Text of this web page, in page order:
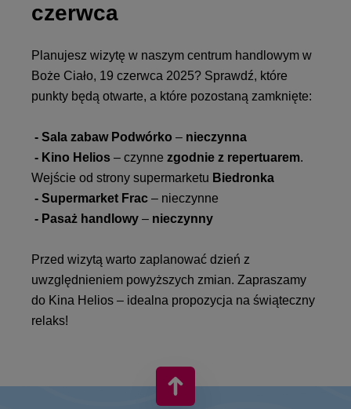
czerwca
Planujesz wizytę w naszym centrum handlowym w
Boże Ciało, 19 czerwca 2025? Sprawdź, które
punkty będą otwarte, a które pozostaną zamknięte:
- Sala zabaw Podwórko – nieczynna
- Kino Helios – czynne zgodnie z repertuarem.
Wejście od strony supermarketu Biedronka
- Supermarket Frac – nieczynne
- Pasaż handlowy – nieczynny
Przed wizytą warto zaplanować dzień z
uwzględnieniem powyższych zmian. Zapraszamy
do Kina Helios – idealna propozycja na świąteczny
relaks!